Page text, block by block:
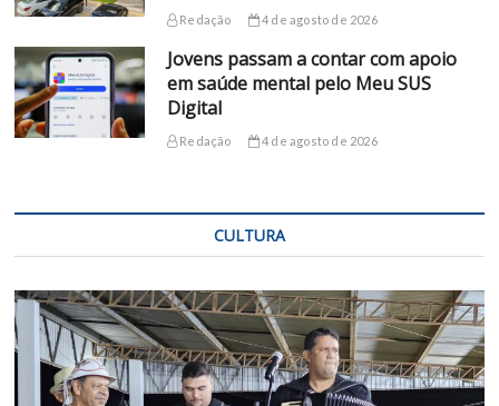
Redação 4 de agosto de 2026
Jovens passam a contar com apoio
em saúde mental pelo Meu SUS
Digital
Redação 4 de agosto de 2026
CULTURA